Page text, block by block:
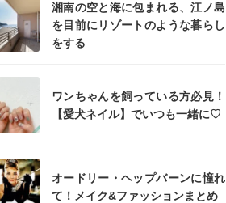
湘南の空と海に包まれる、江ノ島
を目前にリゾートのような暮らし
をする
ワンちゃんを飼っている方必見！
【愛犬ネイル】でいつも一緒に♡
オードリー・ヘップバーンに憧れ
て！メイク&ファッションまとめ